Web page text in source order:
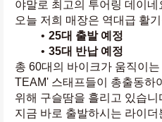
야말로 최고의 투어링 데이네
오늘 저희 매장은 역대급 활
25대 출발 예정
35대 반납 예정
총 60대의 바이크가 움직이
TEAM' 스태프들이 총출동하
위해 구슬땀을 흘리고 있습니
지금 바로 출발하시는 라이